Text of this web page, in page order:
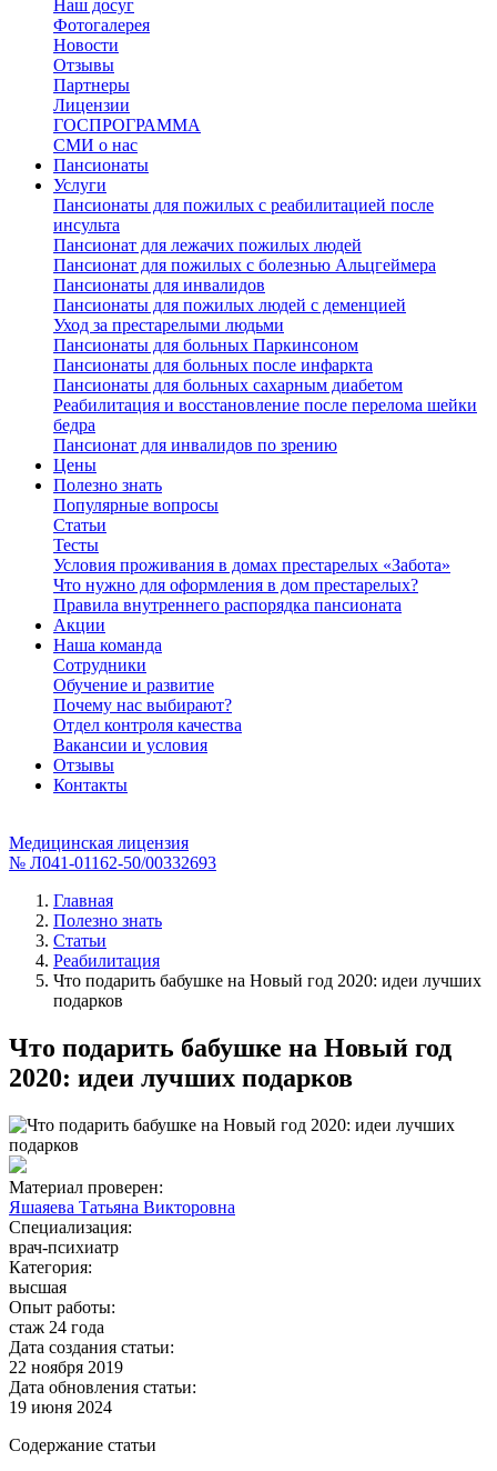
Наш досуг
Фотогалерея
Новости
Отзывы
Партнеры
Лицензии
ГОСПРОГРАММА
СМИ о нас
Пансионаты
Услуги
Пансионаты для пожилых с реабилитацией после
инсульта
Пансионат для лежачих пожилых людей
Пансионат для пожилых с болезнью Альцгеймера
Пансионаты для инвалидов
Пансионаты для пожилых людей с деменцией
Уход за престарелыми людьми
Пансионаты для больных Паркинсоном
Пансионаты для больных после инфаркта
Пансионаты для больных сахарным диабетом
Реабилитация и восстановление после перелома шейки
бедра
Пансионат для инвалидов по зрению
Цены
Полезно знать
Популярные вопросы
Статьи
Тесты
Условия проживания в домах престарелых «Забота»
Что нужно для оформления в дом престарелых?
Правила внутреннего распорядка пансионата
Акции
Наша команда
Сотрудники
Обучение и развитие
Почему нас выбирают?
Отдел контроля качества
Вакансии и условия
Отзывы
Контакты
Медицинская лицензия
№ Л041-01162-50/00332693
Главная
Полезно знать
Статьи
Реабилитация
Что подарить бабушке на Новый год 2020: идеи лучших
подарков
Что подарить бабушке на Новый год
2020: идеи лучших подарков
Материал проверен:
Яшаяева Татьяна Викторовна
Специализация:
врач-психиатр
Категория:
высшая
Опыт работы:
стаж 24 года
Дата создания статьи:
22 ноября 2019
Дата обновления статьи:
19 июня 2024
Содержание статьи